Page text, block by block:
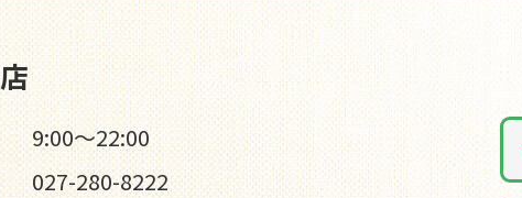
9:00～22:00
027-280-8222